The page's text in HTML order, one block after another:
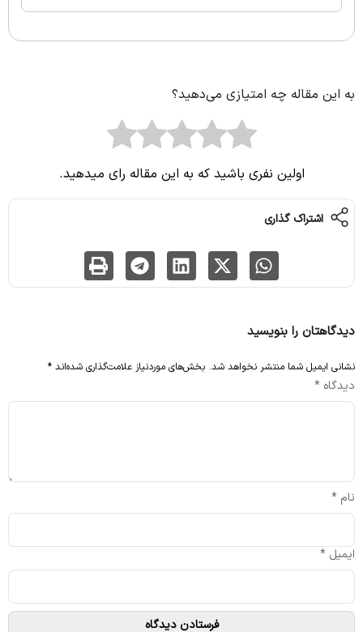
به این مقاله چه امتیازی می‌دهید؟
اولین نفری باشید که به این مقاله رای میدهید.
اشتراک گذاری
دیدگاهتان را بنویسید
نشانی ایمیل شما منتشر نخواهد شد. بخش‌های موردنیاز علامت‌گذاری شده‌اند *
دیدگاه *
نام *
ایمیل *